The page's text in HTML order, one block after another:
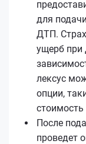
для
ДТП.
ущерб при
лексус
опции,
стоимость
После
проведет